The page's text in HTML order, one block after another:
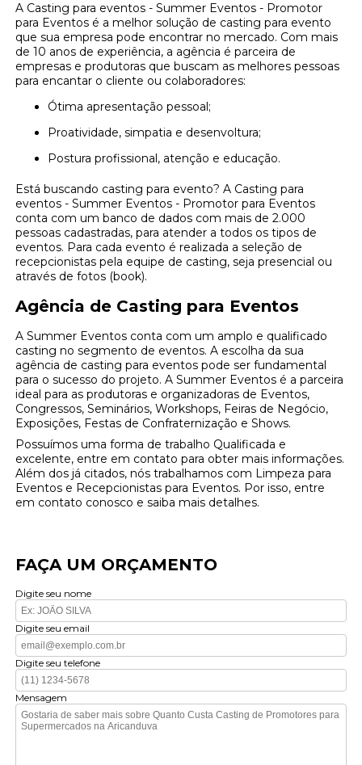
A Casting para eventos - Summer Eventos - Promotor
para Eventos é a melhor solução de casting para evento
que sua empresa pode encontrar no mercado. Com mais
de 10 anos de experiência, a agência é parceira de
empresas e produtoras que buscam as melhores pessoas
para encantar o cliente ou colaboradores:
Ótima apresentação pessoal;
Proatividade, simpatia e desenvoltura;
Postura profissional, atenção e educação.
Está buscando casting para evento? A Casting para
eventos - Summer Eventos - Promotor para Eventos
conta com um banco de dados com mais de 2.000
pessoas cadastradas, para atender a todos os tipos de
eventos. Para cada evento é realizada a seleção de
recepcionistas pela equipe de casting, seja presencial ou
através de fotos (book).
Agência de Casting para Eventos
A Summer Eventos conta com um amplo e qualificado
casting no segmento de eventos. A escolha da sua
agência de casting para eventos pode ser fundamental
para o sucesso do projeto. A Summer Eventos é a parceira
ideal para as produtoras e organizadoras de Eventos,
Congressos, Seminários, Workshops, Feiras de Negócio,
Exposições, Festas de Confraternização e Shows.
Possuímos uma forma de trabalho Qualificada e
excelente, entre em contato para obter mais informações.
Além dos já citados, nós trabalhamos com Limpeza para
Eventos e Recepcionistas para Eventos. Por isso, entre
em contato conosco e saiba mais detalhes.
FAÇA UM ORÇAMENTO
Digite seu nome
Digite seu email
Digite seu telefone
Mensagem